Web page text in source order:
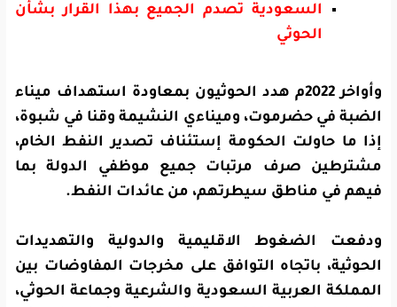
السعودية تصدم الجميع بهذا القرار بشأن
الحوثي
وأواخر 2022م هدد الحوثيون بمعاودة استهداف ميناء
الضبة في حضرموت، وميناءي النشيمة وقنا في شبوة،
إذا ما حاولت الحكومة إستئناف تصدير النفط الخام،
مشترطين صرف مرتبات جميع موظفي الدولة بما
فيهم في مناطق سيطرتهم، من عائدات النفط.
ودفعت الضغوط الاقليمية والدولية والتهديدات
الحوثية، باتجاه التوافق على مخرجات المفاوضات بين
المملكة العربية السعودية والشرعية وجماعة الحوثي،